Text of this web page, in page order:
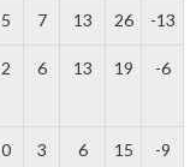
5 7 13 26 -13
2 6 13 19 -6
0 3 6 15 -9